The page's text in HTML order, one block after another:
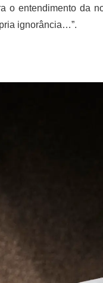
o entendimento da
ignorância…”.